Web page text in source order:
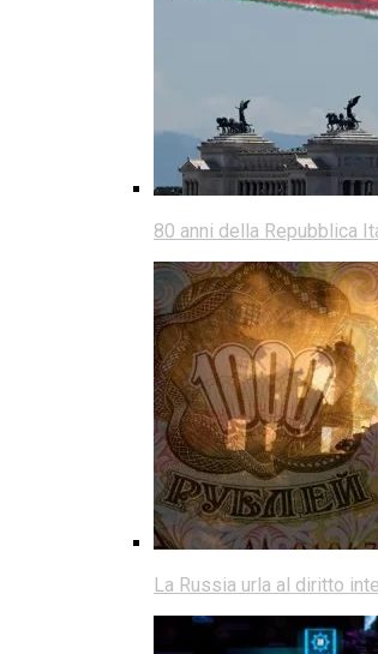
80 anni della Repubblica
La Russia urla al diritto